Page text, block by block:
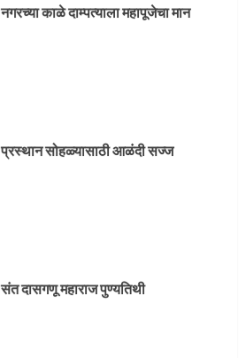
प्रस्थान सोहळ्यासाठी आळंदी सज्ज
संत दासगणू महाराज पुण्यतिथी
जवानाला मिळाला महापूजेचा मान